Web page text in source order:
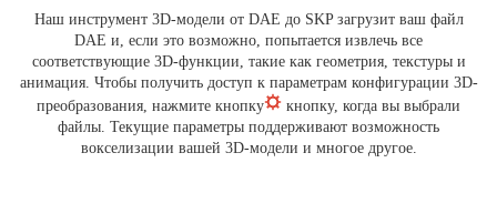
Наш инструмент 3D-модели от DAE до SKP загрузит ваш файл
DAE и, если это возможно, попытается извлечь все
соответствующие 3D-функции, такие как геометрия, текстуры и
анимация. Чтобы получить доступ к параметрам конфигурации 3D-
преобразования, нажмите кнопку
кнопку, когда вы выбрали
файлы. Текущие параметры поддерживают возможность
вокселизации вашей 3D-модели и многое другое.